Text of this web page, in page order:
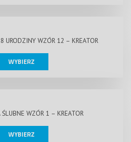
URODZINY WZÓR 12 – KREATOR
WYBIERZ
ŚLUBNE WZÓR 1 – KREATOR
WYBIERZ